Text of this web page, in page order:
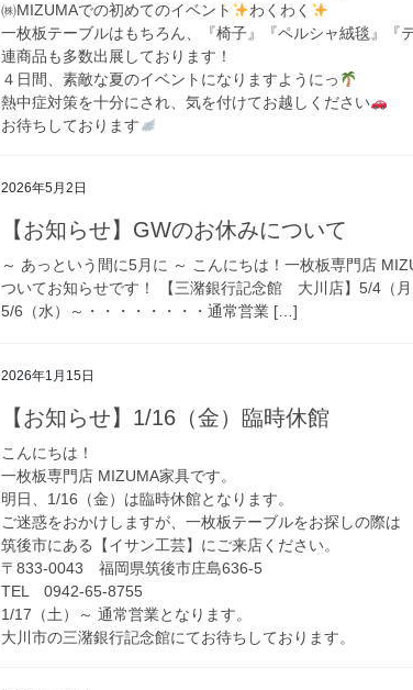
㈱MIZUMAでの初めてのイベント
わくわく
一枚板テーブルはもちろん、『椅子』『ペルシャ絨毯』『
連商品も多数出展しております！
４日間、素敵な夏のイベントになりますようにっ
熱中症対策を十分にされ、気を付けてお越しください
お待ちしております
2026年5月2日
【お知らせ】GWのお休みについて
～ あっという間に5月に ～ こんにちは！一枚板専門店
ついてお知らせです！ 【三潴銀行記念館 大川店】5/4（
5/6（水）～・・・・・・・・通常営業 […]
2026年1月15日
【お知らせ】1/16（金）臨時休館
こんにちは！
一枚板専門店 MIZUMA家具です。
明日、1/16（金）は臨時休館となります。
ご迷惑をおかけしますが、一枚板テーブルをお探しの際は
筑後市にある【イサン工芸】にご来店ください。
〒833-0043 福岡県筑後市庄島636-5
TEL 0942-65-8755
1/17（土）～ 通常営業となります。
大川市の三潴銀行記念館にてお待ちしております。